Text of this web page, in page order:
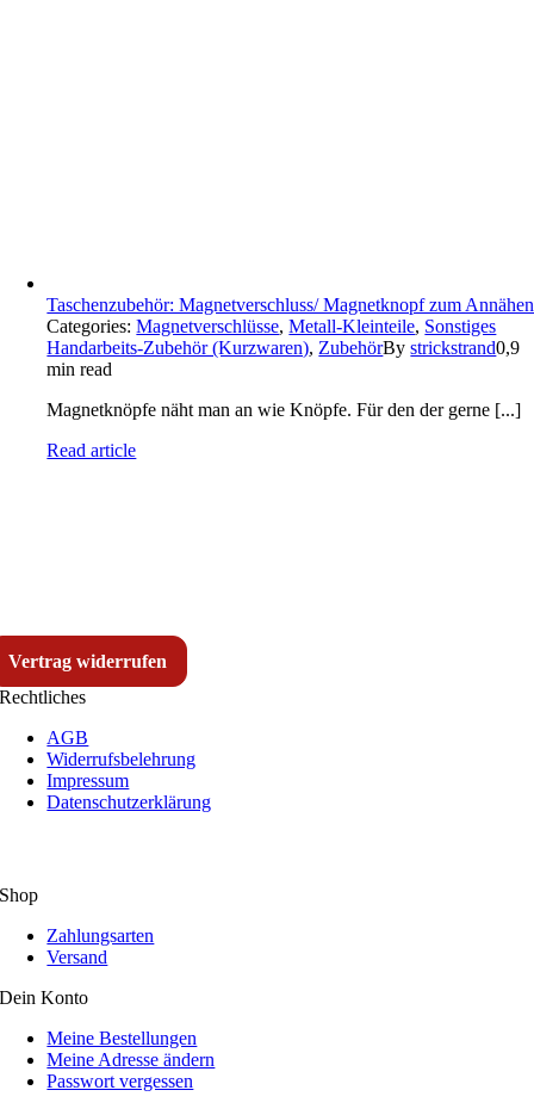
Taschenzubehör: Magnetverschluss/ Magnetknopf zum Annähen
Categories:Magnetverschlüsse,Metall-Kleinteile, Sonstiges
Handarbeits-Zubehör (Kurzwaren), ZubehörBystrickstrand0,9
min read
Magnetknöpfe näht man an wie Knöpfe. Für den der gerne [...]
Read article
Vertrag widerrufen
Rechtliches
AGB
Widerrufsbelehrung
Impressum
Datenschutzerklärung
Shop
Zahlungsarten
Versand
Dein Konto
Meine Bestellungen
Meine Adresse ändern
Passwort vergessen